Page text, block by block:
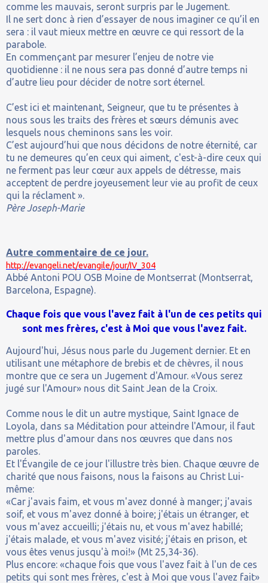
comme les mauvais, seront surpris par le Jugement.
Il ne sert donc à rien d’essayer de nous imaginer ce qu’il en
sera : il vaut mieux mettre en œuvre ce qui ressort de la
parabole.
En commençant par mesurer l’enjeu de notre vie
quotidienne : il ne nous sera pas donné d’autre temps ni
d’autre lieu pour décider de notre sort éternel.
C’est ici et maintenant, Seigneur, que tu te présentes à
nous sous les traits des frères et sœurs démunis avec
lesquels nous cheminons sans les voir.
C’est aujourd’hui que nous décidons de notre éternité, car
tu ne demeures qu’en ceux qui aiment, c'est-à-dire ceux qui
ne ferment pas leur cœur aux appels de détresse, mais
acceptent de perdre joyeusement leur vie au profit de ceux
qui la réclament ».
Père Joseph-Marie
Autre commentaire de ce jour.
http://evangeli.net/evangile/jour/IV_304
Abbé Antoni POU OSB Moine de Montserrat (Montserrat,
Barcelona, Espagne).
Chaque fois que vous l'avez fait à l'un de ces petits qui
sont mes frères, c'est à Moi que vous l'avez fait.
Aujourd'hui, Jésus nous parle du Jugement dernier. Et en
utilisant une métaphore de brebis et de chèvres, il nous
montre que ce sera un Jugement d'Amour. «Vous serez
jugé sur l'Amour» nous dit Saint Jean de la Croix.
Comme nous le dit un autre mystique, Saint Ignace de
Loyola, dans sa Méditation pour atteindre l'Amour, il faut
mettre plus d'amour dans nos œuvres que dans nos
paroles.
Et l'Évangile de ce jour l'illustre très bien. Chaque œuvre de
charité que nous faisons, nous la faisons au Christ Lui-
même:
«Car j'avais faim, et vous m'avez donné à manger; j'avais
soif, et vous m'avez donné à boire; j'étais un étranger, et
vous m'avez accueilli; j'étais nu, et vous m'avez habillé;
j'étais malade, et vous m'avez visité; j'étais en prison, et
vous êtes venus jusqu'à moi!» (Mt 25,34-36).
Plus encore: «chaque fois que vous l'avez fait à l'un de ces
petits qui sont mes frères, c'est à Moi que vous l'avez fait»